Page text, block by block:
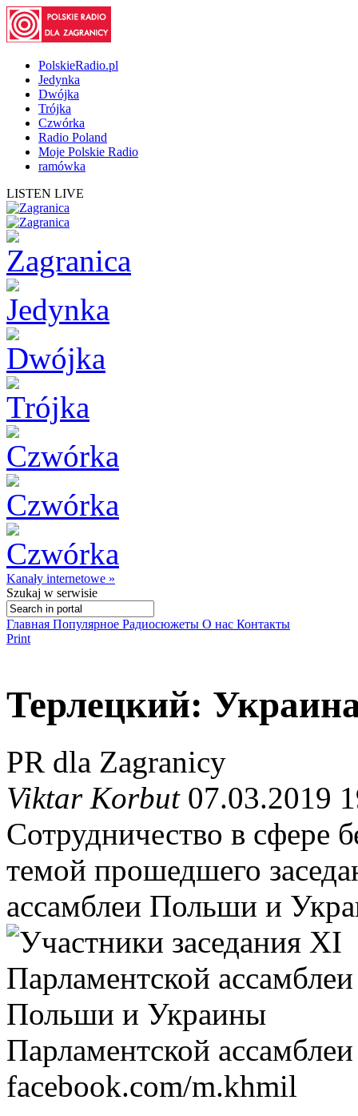
PolskieRadio.pl
Jedynka
Dwójka
Trójka
Czwórka
Radio Poland
Moje Polskie Radio
ramówka
LISTEN LIVE
Kanały internetowe »
Szukaj w serwisie
Главная Популярное Радиосюжеты О нас Контакты
Print
Терлецкий:
PR dla Zagranicy
Viktar Korbut07.03.2019
Сотрудничество в сфере
темой прошедшего
ассамблеи Польши и
Парламентской
facebook.com/m.khmil